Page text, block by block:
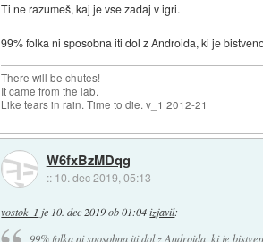
Ti ne razumeš, kaj je vse zadaj v igri.
99% folka ni sposobna iti dol z Androida, ki je
There will be chutes!
It came from the lab.
Like tears in rain. Time to die. v_1 2012-21
W6fxBzMDqg
:: 10. dec 2019, 05:13
vostok_1 je 10. dec 2019 ob 01:04 izjavil:
99% folka ni sposobna iti dol z Androida, ki je